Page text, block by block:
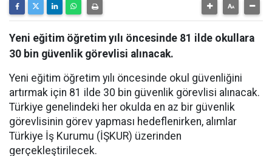
Yeni eğitim öğretim yılı öncesinde 81 ilde okullara
30 bin güvenlik görevlisi alınacak.
Yeni eğitim öğretim yılı öncesinde okul güvenliğini
artırmak için 81 ilde 30 bin güvenlik görevlisi alınacak.
Türkiye genelindeki her okulda en az bir güvenlik
görevlisinin görev yapması hedeflenirken, alımlar
Türkiye İş Kurumu (İŞKUR) üzerinden
gerçekleştirilecek.